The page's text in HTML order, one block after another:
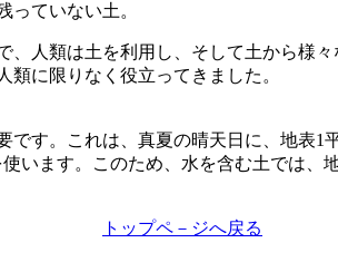
っていない土。
人類は土を利用し、そして土から様々
に限りなく役立ってきました。
す。これは、真夏の晴天日に、地表1
います。このため、水を含む土では
トップペ－ジへ戻る